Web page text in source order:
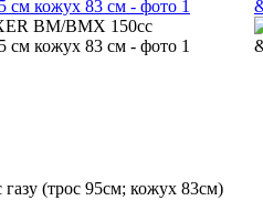
(трос 95см; кожух 83см)